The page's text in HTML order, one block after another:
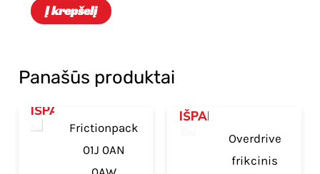
Į krepšelį
Panašūs produktai
IŠPARDUOTA
Frictionpack
01J 0AN
IŠPARDUOTA
Overdrive
frikcinis